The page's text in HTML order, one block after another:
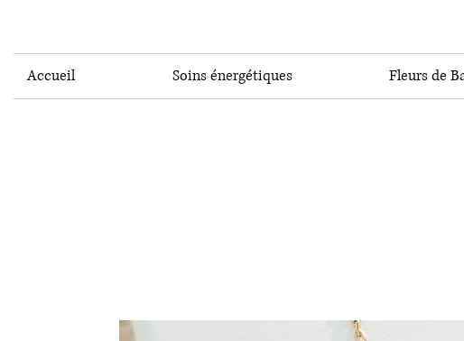
Accueil Soins énergétiques Fleurs de